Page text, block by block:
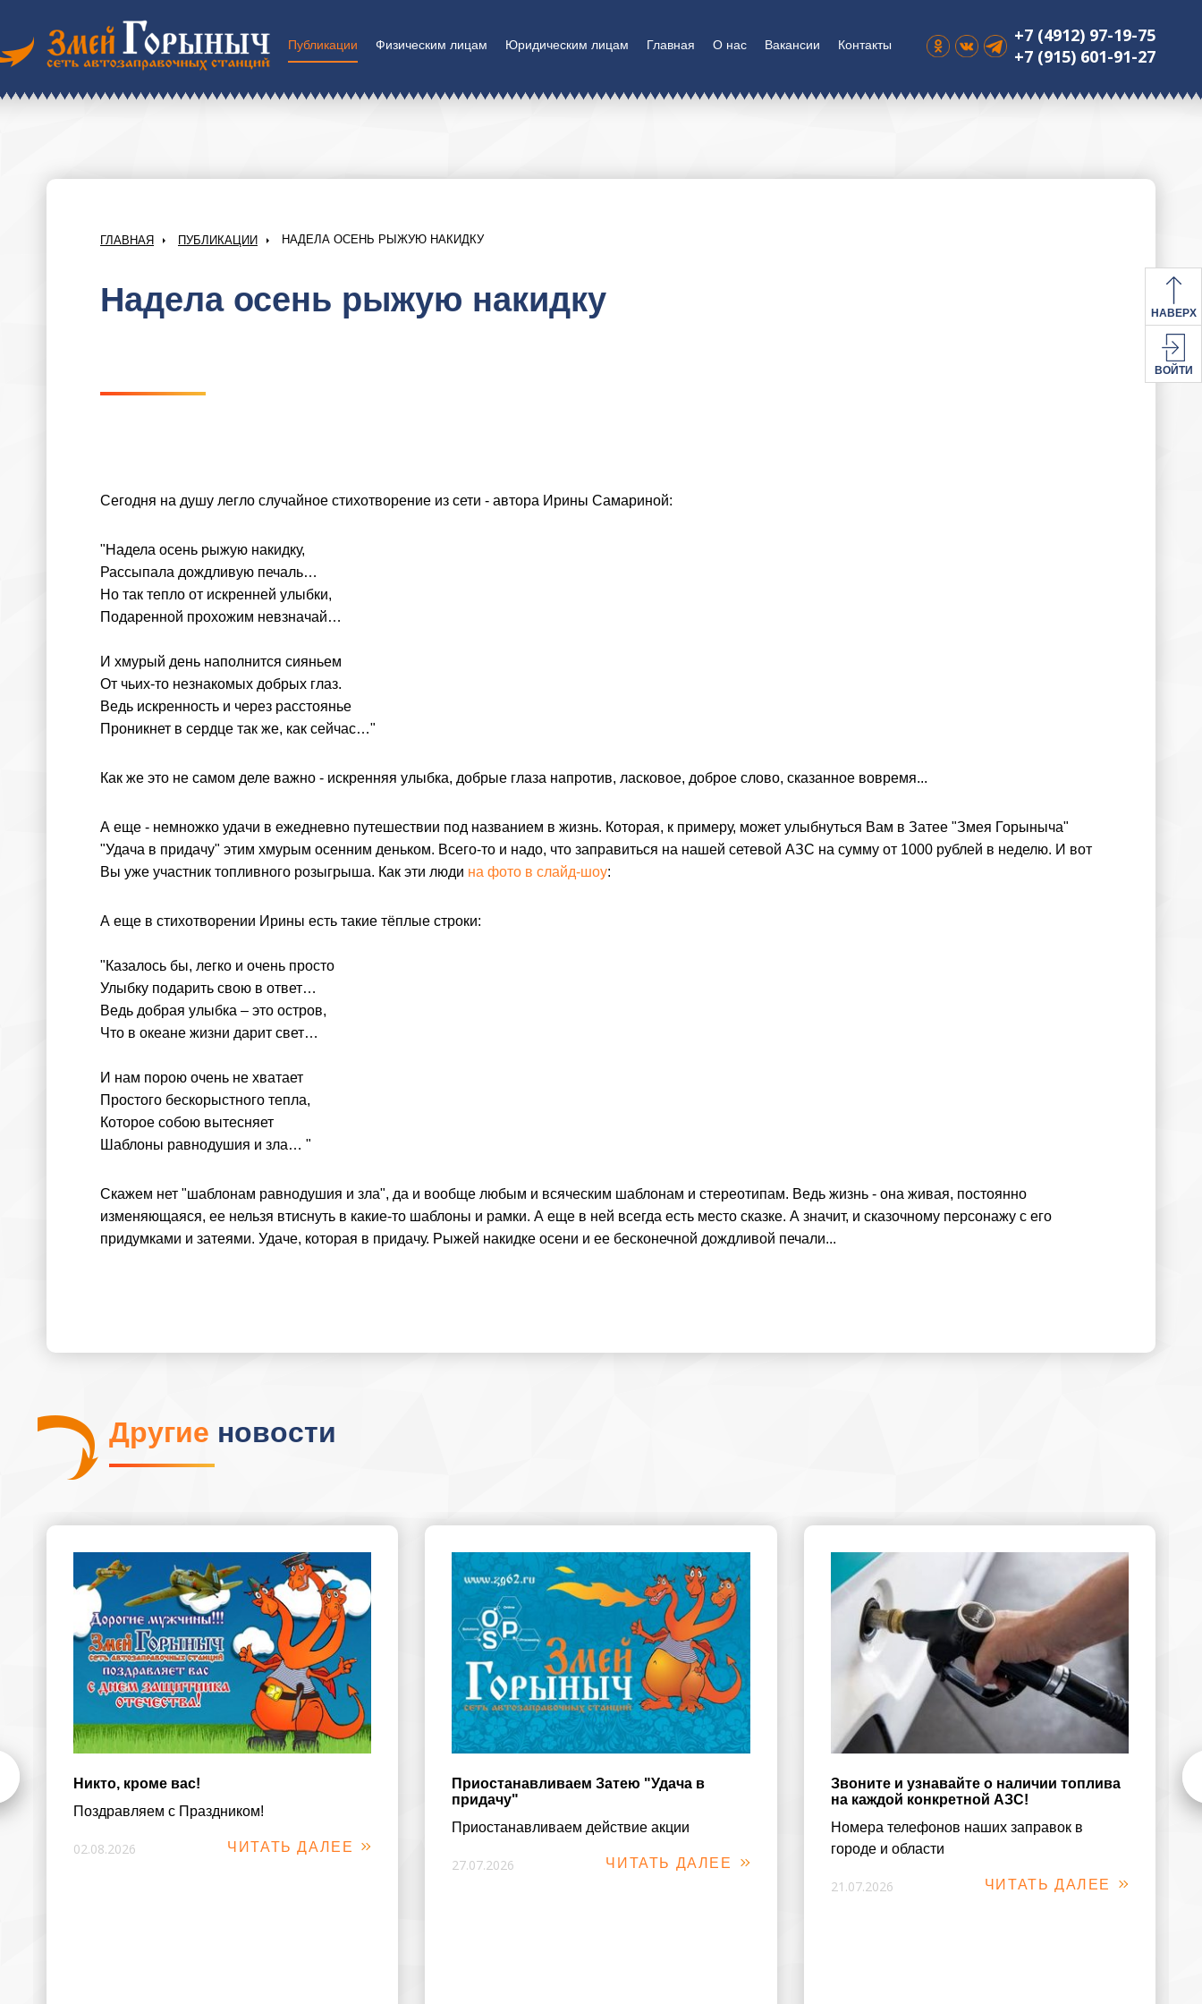
НАВЕРХ
ВОЙТИ
Публикации Физическим лицам Юридическим лицам Главная О нас Вакансии Контакты
+7 (4912) 97-19-75
+7 (915) 601-91-27
ГЛАВНАЯ ПУБЛИКАЦИИ НАДЕЛА ОСЕНЬ РЫЖУЮ НАКИДКУ
Надела осень рыжую накидку
Сегодня на душу легло случайное стихотворение из сети - автора Ирины Самариной:
"Надела осень рыжую накидку,
Рассыпала дождливую печаль…
Но так тепло от искренней улыбки,
Подаренной прохожим невзначай…
И хмурый день наполнится сияньем
От чьих-то незнакомых добрых глаз.
Ведь искренность и через расстоянье
Проникнет в сердце так же, как сейчас…"
Как же это не самом деле важно - искренняя улыбка, добрые глаза напротив, ласковое, доброе слово, сказанное вовремя...
А еще - немножко удачи в ежедневно путешествии под названием в жизнь. Которая, к примеру, может улыбнуться Вам в Затее "Змея Горыныча"
"Удача в придачу" этим хмурым осенним деньком. Всего-то и надо, что заправиться на нашей сетевой АЗС на сумму от 1000 рублей в неделю. И вот
Вы уже участник топливного розыгрыша. Как эти люди на фото в слайд-шоу:
А еще в стихотворении Ирины есть такие тёплые строки:
"Казалось бы, легко и очень просто
Улыбку подарить свою в ответ…
Ведь добрая улыбка – это остров,
Что в океане жизни дарит свет…
И нам порою очень не хватает
Простого бескорыстного тепла,
Которое собою вытесняет
Шаблоны равнодушия и зла… "
Скажем нет "шаблонам равнодушия и зла", да и вообще любым и всяческим шаблонам и стереотипам. Ведь жизнь - она живая, постоянно
изменяющаяся, ее нельзя втиснуть в какие-то шаблоны и рамки. А еще в ней всегда есть место сказке. А значит, и сказочному персонажу с его
придумками и затеями. Удаче, которая в придачу. Рыжей накидке осени и ее бесконечной дождливой печали...
Другие новости
Никто, кроме вас!
Поздравляем с Праздником!
02.08.2026 ЧИТАТЬ ДАЛЕЕ
Приостанавливаем Затею "Удача в
придачу"
Приостанавливаем действие акции
27.07.2026 ЧИТАТЬ ДАЛЕЕ
Звоните и узнавайте о наличии топлива
на каждой конкретной АЗС!
Номера телефонов наших заправок в
городе и области
21.07.2026 ЧИТАТЬ ДАЛЕЕ